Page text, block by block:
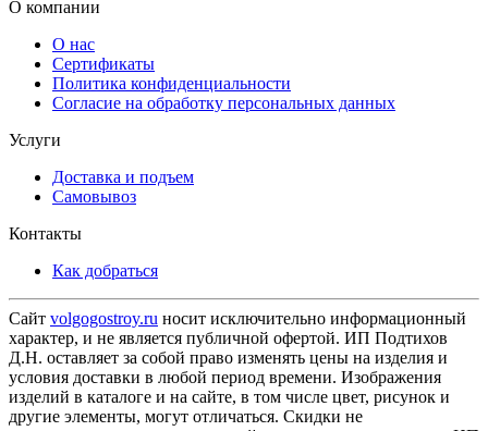
О компании
О нас
Сертификаты
Политика конфиденциальности
Согласие на обработку персональных данных
Услуги
Доставка и подъем
Самовывоз
Контакты
Как добраться
Сайт volgogostroy.ru носит исключительно информационный
характер, и не является публичной офертой. ИП Подтихов
Д.Н. оставляет за собой право изменять цены на изделия и
условия доставки в любой период времени. Изображения
изделий в каталоге и на сайте, в том числе цвет, рисунок и
другие элементы, могут отличаться. Скидки не